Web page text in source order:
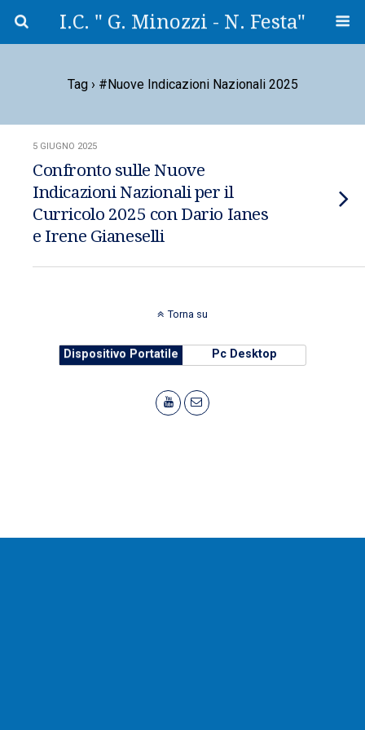
I.C. " G. Minozzi - N. Festa"
Tag › #Nuove Indicazioni Nazionali 2025
5 GIUGNO 2025
Confronto sulle Nuove
Indicazioni Nazionali per il
Curricolo 2025 con Dario Ianes
e Irene Gianeselli
Torna su
Dispositivo Portatile Pc Desktop